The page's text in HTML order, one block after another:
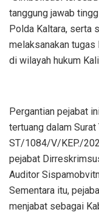
tanggung jawab
Polda Kaltara, serta
melaksanakan
di wilayah hukum
Pergantian pejabat
tertuang dalam
ST/1084/V/KEP./
pejabat
Auditor
Sementara itu,
menjabat sebagai